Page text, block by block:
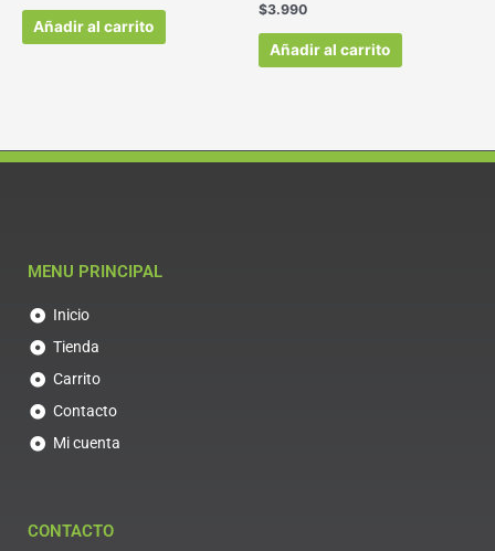
Añadir al carrito
$3.990
Añadir al carrito
MENU PRINCIPAL
Inicio
Tienda
Carrito
Contacto
Mi cuenta
CONTACTO